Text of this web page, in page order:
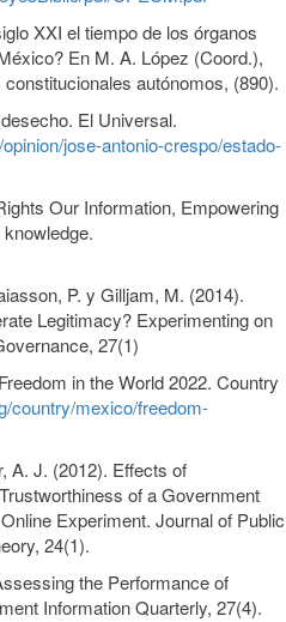
XXI el tiempo de los órganos
En M. A. López (Coord.),
autónomos, (890).
El Universal.
jose-antonio-crespo/estado-
Our Information, Empowering
P. y Gilljam, M. (2014).
Legitimacy? Experimenting on
27(1)
in the World 2022. Country
country/mexico/freedom-
A. J. (2012). Effects of
of a Government
Experiment. Journal of Public
24(1).
the Performance of
Information Quarterly, 27(4).